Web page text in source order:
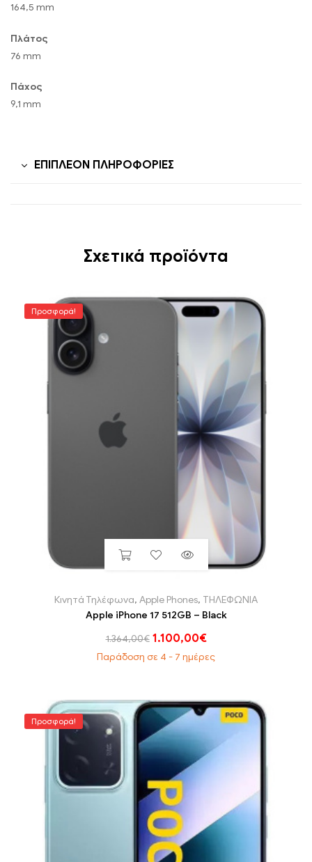
164,5 mm
Πλάτος
76 mm
Πάχος
9,1 mm
ΕΠΙΠΛΈΟΝ ΠΛΗΡΟΦΟΡΊΕΣ
Σχετικά προϊόντα
Προσφορά!
Κινητά Τηλέφωνα, Apple Phones, ΤΗΛΕΦΩΝΙΑ
Apple iPhone 17 512GB – Black
1.364,00€ 1.100,00€
Παράδοση σε 4 - 7 ημέρες
Προσφορά!